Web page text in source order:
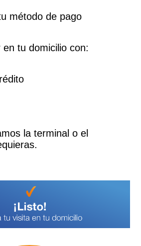
método de pago
en tu domicilio con:
la terminal o el